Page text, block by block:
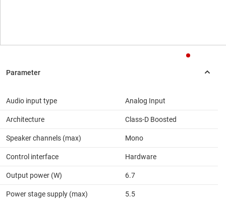
Audio input type Analog Input
Architecture Class-D Boosted
Speaker channels (max) Mono
Control interface Hardware
Output power (W) 6.7
Power stage supply (max)
5.5